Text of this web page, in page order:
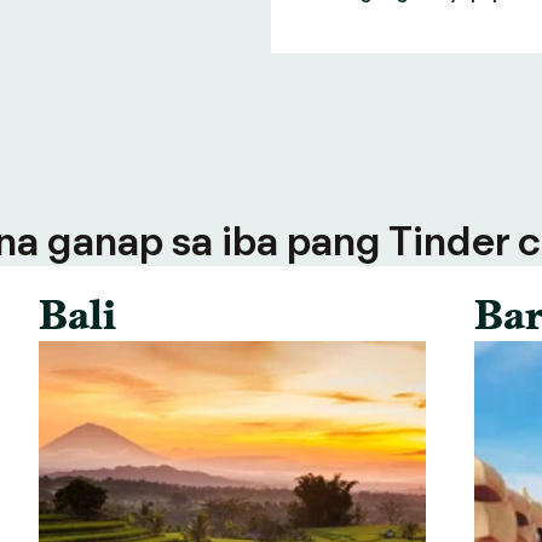
ganap sa iba pang Tinder
Bali